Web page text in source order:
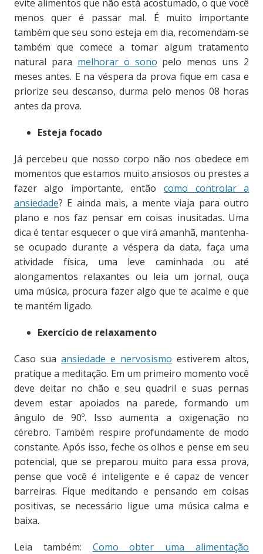
evite alimentos que não está acostumado, o que você
menos quer é passar mal. É muito importante
também que seu sono esteja em dia, recomendam-se
também que comece a tomar algum tratamento
natural para melhorar o sono pelo menos uns 2
meses antes. E na véspera da prova fique em casa e
priorize seu descanso, durma pelo menos 08 horas
antes da prova.
Esteja focado
Já percebeu que nosso corpo não nos obedece em
momentos que estamos muito ansiosos ou prestes a
fazer algo importante, entãocomo controlar a
ansiedade? E ainda mais, a mente viaja para outro
plano e nos faz pensar em coisas inusitadas. Uma
dica é tentar esquecer o que virá amanhã, mantenha-
se ocupado durante a véspera da data, faça uma
atividade física, uma leve caminhada ou até
alongamentos relaxantes ou leia um jornal, ouça
uma música, procura fazer algo que te acalme e que
te mantém ligado.
Exercício de relaxamento
Caso sua ansiedade e nervosismo estiverem altos,
pratique a meditação. Em um primeiro momento você
deve deitar no chão e seu quadril e suas pernas
devem estar apoiados na parede, formando um
ângulo de 90º. Isso aumenta a oxigenação no
cérebro. Também respire profundamente de modo
constante. Após isso, feche os olhos e pense em seu
potencial, que se preparou muito para essa prova,
pense que você é inteligente e é capaz de vencer
barreiras. Fique meditando e pensando em coisas
positivas, se necessário ligue uma música calma e
baixa.
Leia também: Como obter uma alimentação